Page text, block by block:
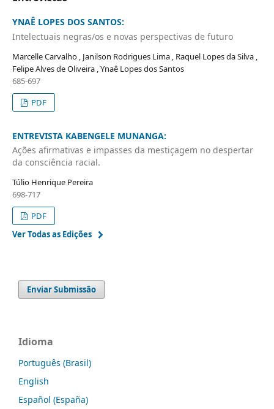
YNAÊ LOPES DOS SANTOS:
Intelectuais negras/os e novas perspectivas de futuro
Marcelle Carvalho , Janilson Rodrigues Lima , Raquel Lopes da Silva ,
Felipe Alves de Oliveira , Ynaê Lopes dos Santos
685-697
PDF
ENTREVISTA KABENGELE MUNANGA:
Ações afirmativas e impasses da mestiçagem no despertar
da consciência racial.
Túlio Henrique Pereira
698-717
PDF
Ver Todas as Edições
Enviar Submissão
Idioma
Português (Brasil)
English
Español (España)